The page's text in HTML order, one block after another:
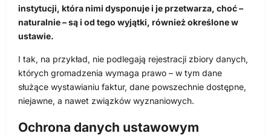
instytucji, która nimi dysponuje i je przetwarza, choć –
naturalnie – są i od tego wyjątki, również określone w
ustawie.
I tak, na przykład, nie podlegają rejestracji zbiory danych,
których gromadzenia wymaga prawo – w tym dane
służące wystawianiu faktur, dane powszechnie dostępne,
niejawne, a nawet związków wyznaniowych.
Ochrona danych ustawowym